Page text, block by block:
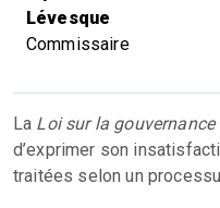
Lévesque
Commissaire
La Loi sur la
d’exprimer son
traitées selon un